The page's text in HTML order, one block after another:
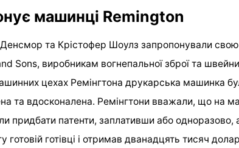
машинці Remington
та Крістофер Шоулз запропонували
Sons, виробникам вогнепальної зброї та
цехах Ремінгтона друкарська машинка
та вдосконалена. Ремінгтони вважали, що на
придбати патенти, заплативши або одноразово,
готовій готівці і отримав дванадцять тисяч